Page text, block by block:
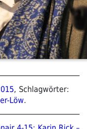
, Schlagwörter:
Löw.